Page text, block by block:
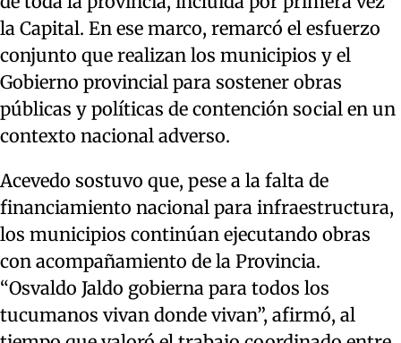
la Capital. En ese marco, remarcó el esfuerzo
conjunto que realizan los municipios y el
Gobierno provincial para sostener obras
públicas y políticas de contención social en un
contexto nacional adverso.
Acevedo sostuvo que, pese a la falta de
financiamiento nacional para infraestructura,
los municipios continúan ejecutando obras
con acompañamiento de la Provincia.
“Osvaldo Jaldo gobierna para todos los
tucumanos vivan donde vivan”, afirmó, al